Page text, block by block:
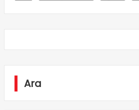
Ara